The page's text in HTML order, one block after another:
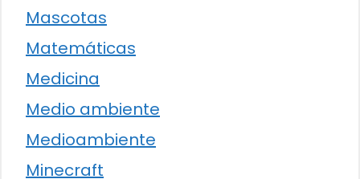
Mascotas
Matemáticas
Medicina
Medio ambiente
Medioambiente
Minecraft